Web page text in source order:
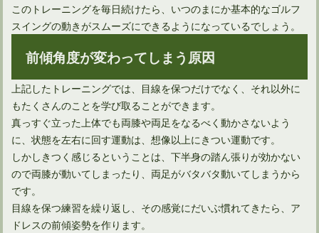
このトレーニングを毎日続けたら、いつのまにか基本的なゴルフ
スイングの動きがスムーズにできるようになっているでしょう。
前傾角度が変わってしまう原因
上記したトレーニングでは、目線を保つだけでなく、それ以外に
もたくさんのことを学び取ることができます。
真っすぐ立った上体でも両膝や両足をなるべく動かさないよう
に、状態を左右に回す運動は、想像以上にきつい運動です。
しかしきつく感じるということは、下半身の踏ん張りが効かない
ので両膝が動いてしまったり、両足がバタバタ動いてしまうから
です。
目線を保つ練習を繰り返し、その感覚にだいぶ慣れてきたら、ア
ドレスの前傾姿勢を作ります。